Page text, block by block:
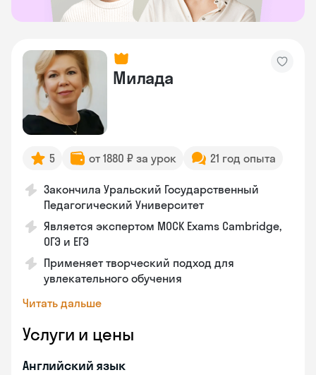
Милада
5 от 1880 ₽ за урок 21 год опыта
Закончила Уральский Государственный
Педагогический Университет
Является экспертом MOCK Exams Cambridge,
ОГЭ и ЕГЭ
Применяет творческий подход для
увлекательного обучения
Читать дальше
Услуги и цены
Английский язык